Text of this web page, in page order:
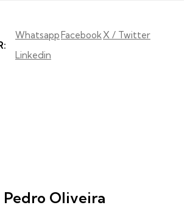
Whatsapp FacebookX / Twitter
Linkedin
Pedro Oliveira